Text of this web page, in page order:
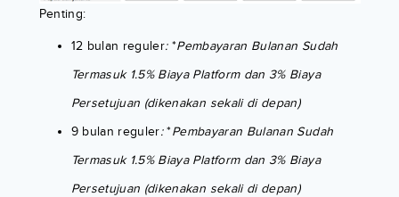
Penting:
12 bulan reguler:*Pembayaran Bulanan Sudah
Termasuk 1.5% Biaya Platform dan 3% Biaya
Persetujuan (dikenakan sekali di depan)
9 bulan reguler:*Pembayaran Bulanan Sudah
Termasuk 1.5% Biaya Platform dan 3% Biaya
Persetujuan (dikenakan sekali di depan)